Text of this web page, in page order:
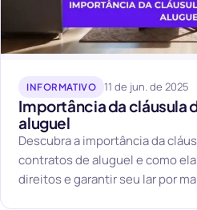
INFORMATIVO 11 de jun. de 2025
Importância da cláusula
aluguel
Descubra a importância da
contratos de aluguel e como
direitos e garantir seu lar por